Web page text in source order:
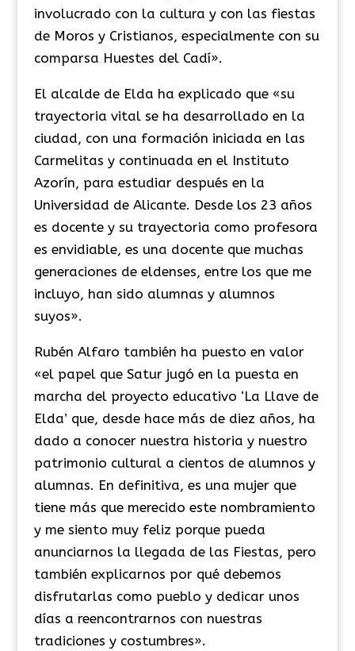
involucrado con la cultura y con las fiestas
de Moros y Cristianos, especialmente con su
comparsa Huestes del Cadí».
El alcalde de Elda ha explicado que «su
trayectoria vital se ha desarrollado en la
ciudad, con una formación iniciada en las
Carmelitas y continuada en el Instituto
Azorín, para estudiar después en la
Universidad de Alicante. Desde los 23 años
es docente y su trayectoria como profesora
es envidiable, es una docente que muchas
generaciones de eldenses, entre los que me
incluyo, han sido alumnas y alumnos
suyos».
Rubén Alfaro también ha puesto en valor
«el papel que Satur jugó en la puesta en
marcha del proyecto educativo ‘La Llave de
Elda’ que, desde hace más de diez años, ha
dado a conocer nuestra historia y nuestro
patrimonio cultural a cientos de alumnos y
alumnas. En definitiva, es una mujer que
tiene más que merecido este nombramiento
y me siento muy feliz porque pueda
anunciarnos la llegada de las Fiestas, pero
también explicarnos por qué debemos
disfrutarlas como pueblo y dedicar unos
días a reencontrarnos con nuestras
tradiciones y costumbres».